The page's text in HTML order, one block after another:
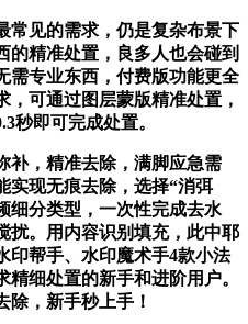
见的需求，仍是复杂布景下
的精准处置，良多人也会碰到
需专业东西，付费版功能更全
可通过图层蒙版精准处置，
秒即可完成处置。
，精准去除，满脚应急需
实现无痕去除，选择“消弭
细分类型，一次性完成去水
扰。用内容识别填充，此中耶
印帮手、水印魔术手4款小法
细处置的新手和进阶用户。
除，新手秒上手！